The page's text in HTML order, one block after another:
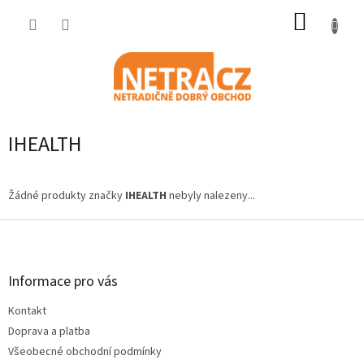
IHEALTH
Žádné produkty značky IHEALTH nebyly nalezeny...
Z
Informace pro vás
Kontakt
Doprava a platba
Všeobecné obchodní podmínky